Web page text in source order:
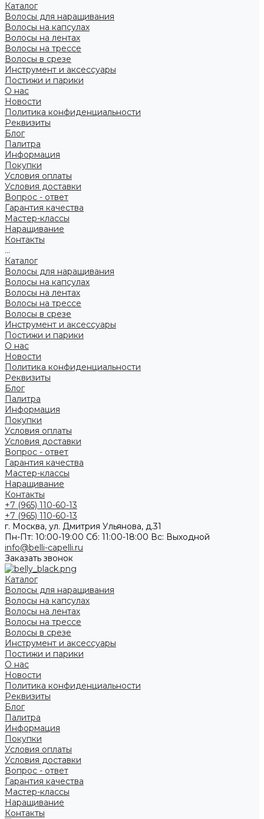
Каталог
Волосы для наращивания
Волосы на капсулах
Волосы на лентах
Волосы на трессе
Волосы в срезе
Инструмент и аксессуары
Постижи и парики
О нас
Новости
Политика конфиденциальности
Реквизиты
Блог
Палитра
Информация
Покупки
Условия оплаты
Условия доставки
Вопрос - ответ
Гарантия качества
Мастер-классы
Наращивание
Контакты
...
Каталог
Волосы для наращивания
Волосы на капсулах
Волосы на лентах
Волосы на трессе
Волосы в срезе
Инструмент и аксессуары
Постижи и парики
О нас
Новости
Политика конфиденциальности
Реквизиты
Блог
Палитра
Информация
Покупки
Условия оплаты
Условия доставки
Вопрос - ответ
Гарантия качества
Мастер-классы
Наращивание
Контакты
+7 (965) 110-60-13
+7 (965) 110-60-13
г. Москва, ул. Дмитрия Ульянова, д.31
Пн-Пт: 10:00-19:00 Cб: 11:00-18:00 Вс: Выходной
info@belli-capelli.ru
Заказать звонок
Каталог
Волосы для наращивания
Волосы на капсулах
Волосы на лентах
Волосы на трессе
Волосы в срезе
Инструмент и аксессуары
Постижи и парики
О нас
Новости
Политика конфиденциальности
Реквизиты
Блог
Палитра
Информация
Покупки
Условия оплаты
Условия доставки
Вопрос - ответ
Гарантия качества
Мастер-классы
Наращивание
Контакты